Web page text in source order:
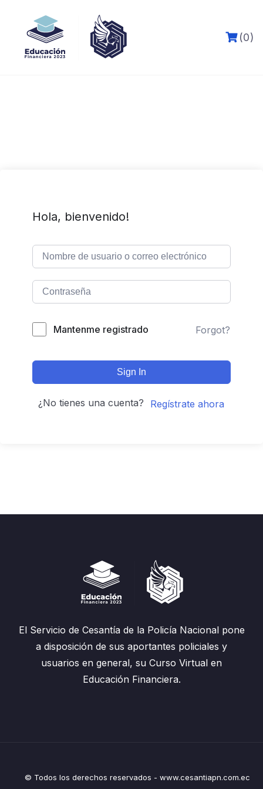
(0)
Hola, bienvenido!
Mantenme registrado Forgot?
Sign In
¿No tienes una cuenta? Regístrate ahora
El Servicio de Cesantía de la Policía Nacional pone
a disposición de sus aportantes policiales y
usuarios en general, su Curso Virtual en
Educación Financiera.
© Todos los derechos reservados - www.cesantiapn.com.ec